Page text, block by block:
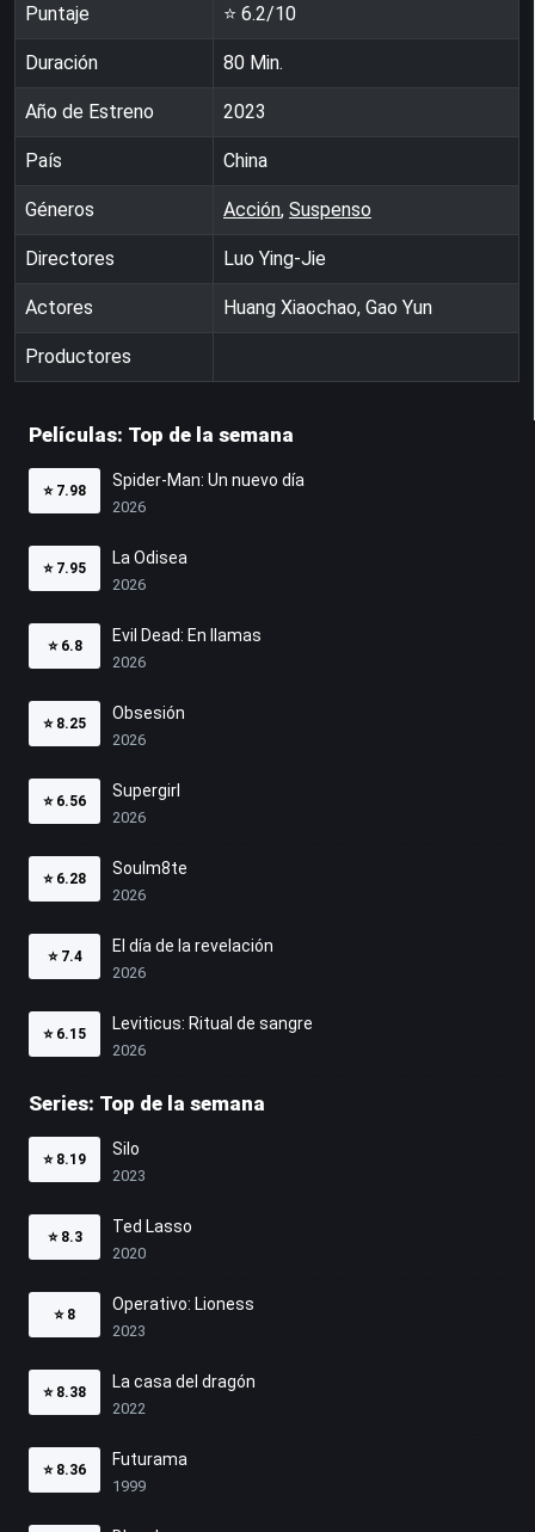
Puntaje ⭐ 6.2/10
Duración 80 Min.
Año de Estreno 2023
País China
Géneros Acción, Suspenso
Directores Luo Ying-Jie
Actores Huang Xiaochao, Gao Yun
Productores
Películas: Top de la semana
⭐ 7.98
Spider-Man: Un nuevo día
2026
⭐ 7.95
La Odisea
2026
⭐ 6.8
Evil Dead: En llamas
2026
⭐ 8.25
Obsesión
2026
⭐ 6.56
Supergirl
2026
⭐ 6.28
Soulm8te
2026
⭐ 7.4
El día de la revelación
2026
⭐ 6.15
Leviticus: Ritual de sangre
2026
Series: Top de la semana
⭐ 8.19
Silo
2023
⭐ 8.3
Ted Lasso
2020
⭐ 8
Operativo: Lioness
2023
⭐ 8.38
La casa del dragón
2022
⭐ 8.36
Futurama
1999